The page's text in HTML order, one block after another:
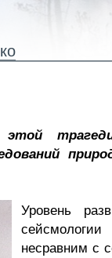
Уровень
несравним с